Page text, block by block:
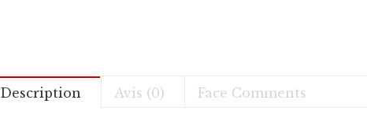
Description Avis (0) Face Comments